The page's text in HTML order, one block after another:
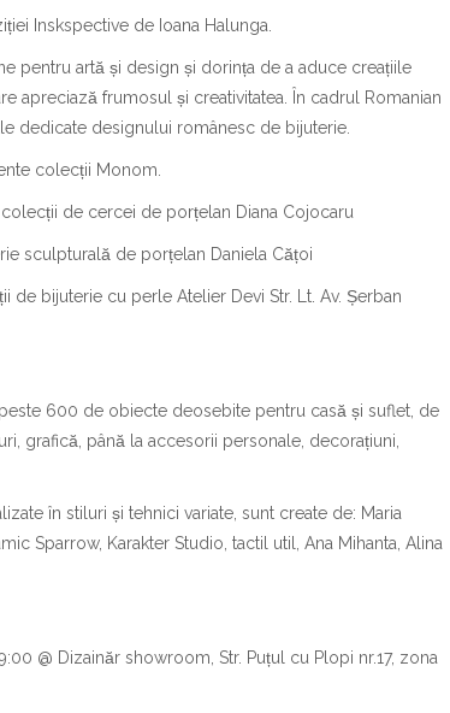
Inskspective de Ioana Halunga.
pentru artă și design și dorința de a aduce creațiile
apreciază frumosul și creativitatea. În cadrul Romanian
dedicate designului românesc de bijuterie.
colecții Monom.
de cercei de porțelan Diana Cojocaru
sculpturală de porțelan Daniela Cățoi
de bijuterie cu perle Atelier Devi Str. Lt. Av. Șerban
600 de obiecte deosebite pentru casă și suflet, de
grafică, până la accesorii personale, decorațiuni,
în stiluri și tehnici variate, sunt create de: Maria
Sparrow, Karakter Studio, tactil util, Ana Mihanta, Alina
@ Dizainăr showroom, Str. Puțul cu Plopi nr.17, zona